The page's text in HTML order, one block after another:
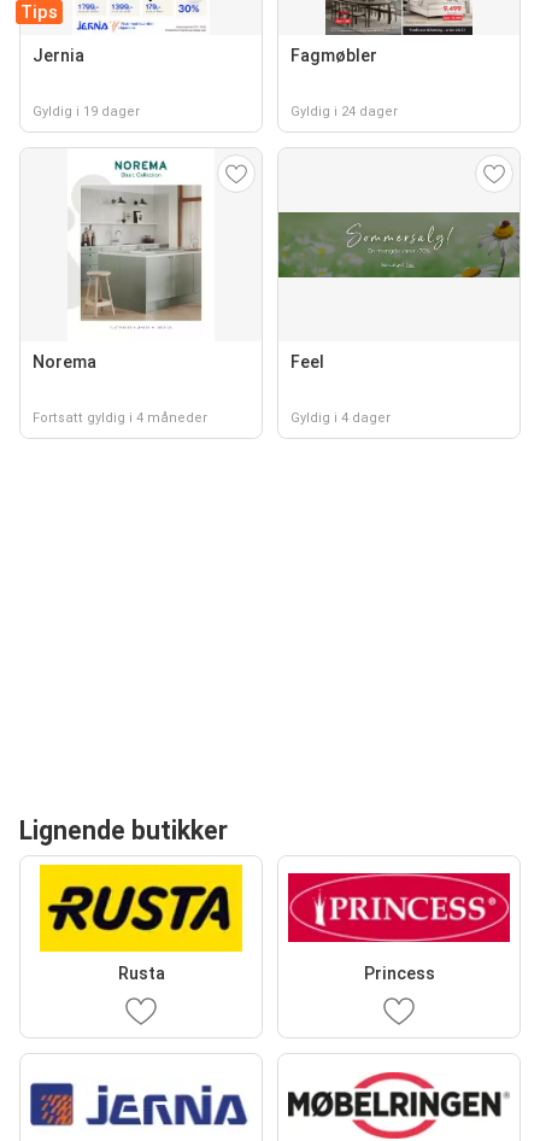
Tips
Jernia
Gyldig i 19 dager
Fagmøbler
Gyldig i 24 dager
Norema
Fortsatt gyldig i 4 måneder
Feel
Gyldig i 4 dager
Lignende butikker
Rusta Princess